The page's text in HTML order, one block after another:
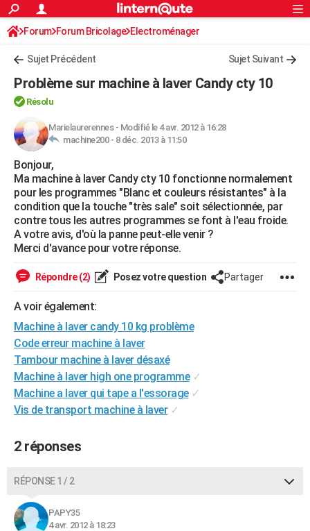
ACTUALITÉS
Politique
Société
Faits Divers
Education
Monde
Villes
+
Programme TV
TNTStreaming
Cinéma
Sorties cinéma
Musique
+FINANCE
Retraite
Impôts
Epargne
Immobilier
Risques naturels par ville
Banque
Assurance
Crédit
AUTO
Essais
Réserver un essai
Citadines
Berlines
SUV
Forum auto
Mobiles
Meilleur smartphone
Internet
Ordinateurs
Jeux vidéo
Guide high-tech
+BRICOLAGE
Forum
Aménagement intérieur
Extérieur
Cuisine
Salle de bains
Jardinage
Rangement
WEEK-END
Guides de France
Escapades
Patrimoine
Expositions
Musées
Week-end nature
+LIFESTYLE
Art de vivre
Bien-être
Loisirs
Mode
Modes de vie
SANTE
VOYAGE
Destinations
City break
Voyage nature
Voyage de noces
Forum
Climat
+PHOTO
GUIDES D'ACHAT
BONS PLANS
CARTE DE VOEUX
DICTIONNAIRE
S'inscrire
Se connecter
Lycées
Collèges
Primaires
Universités
Entreprises
Service militaire
Avis de recherche
AVIS DE DÉCÈS
S'inscrire
Connexion
Forum Forum Bricolage Electroménager
Sujet Précédent Sujet Suivant
Problème sur machine à laver Candy cty 10
Résolu
Marielaurerennes- Modifié le 4 avr. 2012 à 16:28
machine200 - 8 déc. 2013 à 11:50
Bonjour,
Ma machine à laver Candy cty 10 fonctionne normalement
pour les programmes "Blanc et couleurs résistantes" à la
condition que la touche "très sale" soit sélectionnée, par
contre tous les autres programmes se font à l'eau froide.
A votre avis, d'où la panne peut-elle venir ?
Merci d'avance pour votre réponse.
Répondre (2) Posez votre question Partager
A voir également:
Machine à laver candy 10 kg problème
Code erreur machine à laver
Tambour machine à laver désaxé
Machine à laver high one programme ✓
Machine a laver qui tape a l'essorage ✓
Vis de transport machine à laver ✓
2 réponses
RÉPONSE 1 / 2
PAPY35
4 avr. 2012 à 18:23